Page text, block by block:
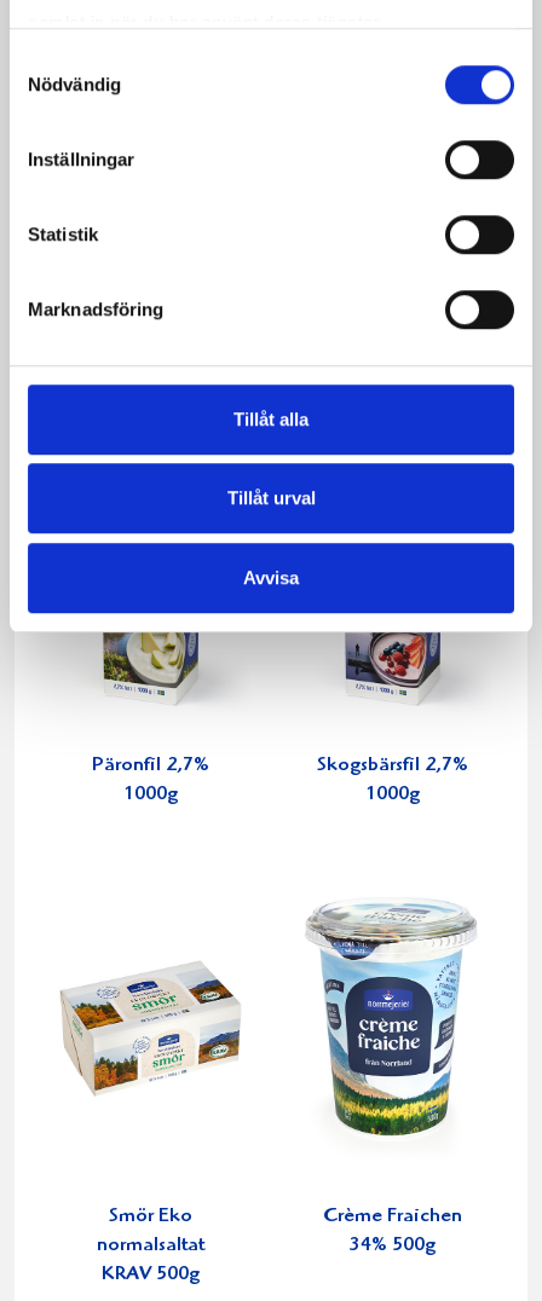
Nödvändig
Inställningar
Statistik
Marknadsföring
Tillåt alla
Tillåt urval
Avvisa
Mellanmjölk
Jordgubbsfil 2,7%
Päronfil 2,7%
1000g
Skogsbärsfil 2,7%
1000g
Smör Eko
normalsaltat
KRAV 500g
Crème Fraichen
34% 500g